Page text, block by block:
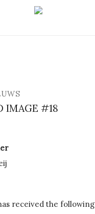
IMAGE #18
received the following